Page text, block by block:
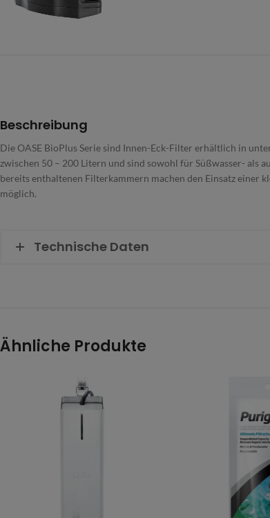
Beschreibung
Die OASE BioPlus Serie sind Innen-Eck-Filter erhältlich in
zwischen 50 – 200 Litern und sind sowohl für Süßwasser- als
bereits enthaltenen Filterkammern machen den Einsatz einer
möglich.
Technische Daten
Ähnliche Produkte